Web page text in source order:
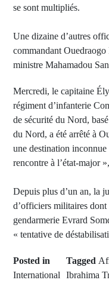
se sont multipliés.
Une dizaine d’autres
commandant
ministre Mahamadou
Mercredi, le capitaine
régiment d’infanterie
de sécurité du Nord,
du Nord, a été arrêté à
une destination
rencontre à l’état-major
Depuis plus d’un an, la
d’officiers militaires dont
gendarmerie Evrard
« tentative de
Posted in
International
Tagged
Ibrahima